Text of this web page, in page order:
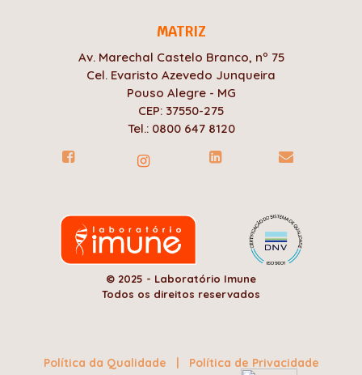
MATRIZ
Av. Marechal Castelo Branco, nº 75
Cel. Evaristo Azevedo Junqueira
Pouso Alegre - MG
CEP: 37550-275
Tel.: 0800 647 8120
© 2025 - Laboratório Imune
Todos os direitos reservados
Política da Qualidade | Política de Privacidade